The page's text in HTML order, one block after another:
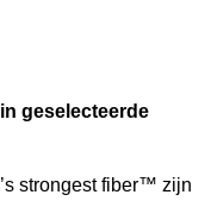
geselecteerde
strongest fiber™ zijn